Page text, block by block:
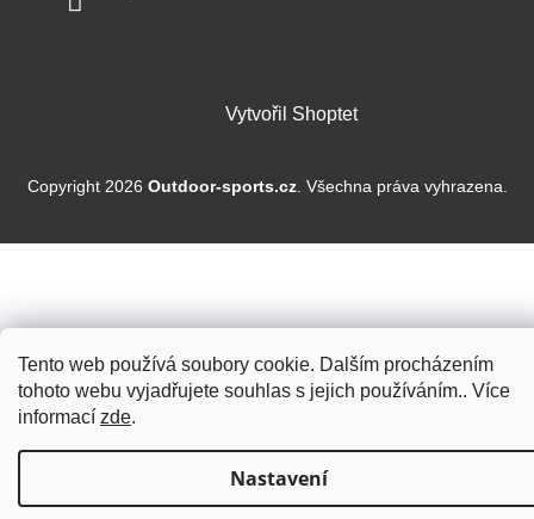
Tento web používá soubory cookie. Dalším procházením
tohoto webu vyjadřujete souhlas s jejich používáním.. Více
informací zde.
Nastavení
Vytvořil Shoptet
Copyright 2026 Outdoor-sports.cz. Všechna práva vyhrazena.